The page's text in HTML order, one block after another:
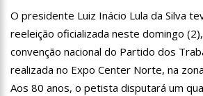
O presidente Luiz Inácio Lula da Silva
reeleição oficializada neste domingo
convenção nacional do Partido dos
realizada no Expo Center Norte, na
Aos 80 anos, o petista disputará um